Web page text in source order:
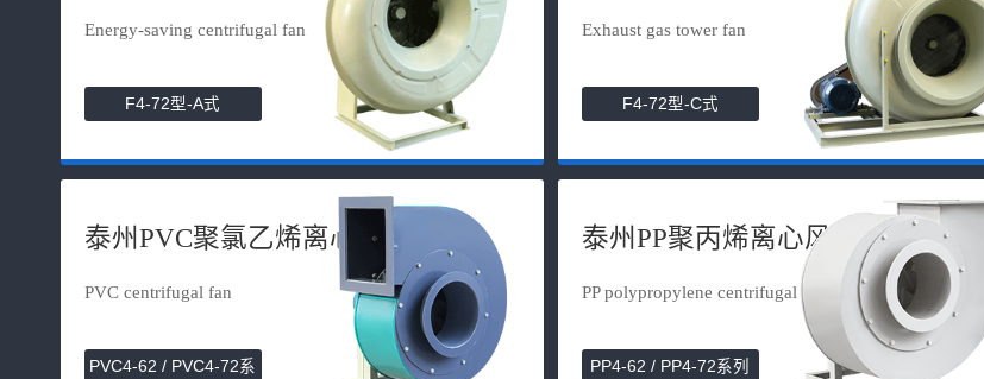
Energy-saving centrifugal fan
F4-72型-A式
Exhaust gas tower fan
F4-72型-C式
泰州PVC聚氯乙烯离心风机
PVC centrifugal fan
PVC4-62 / PVC4-72系
泰州PP聚丙烯离心风机
PP polypropylene centrifugal fan
PP4-62 / PP4-72系列